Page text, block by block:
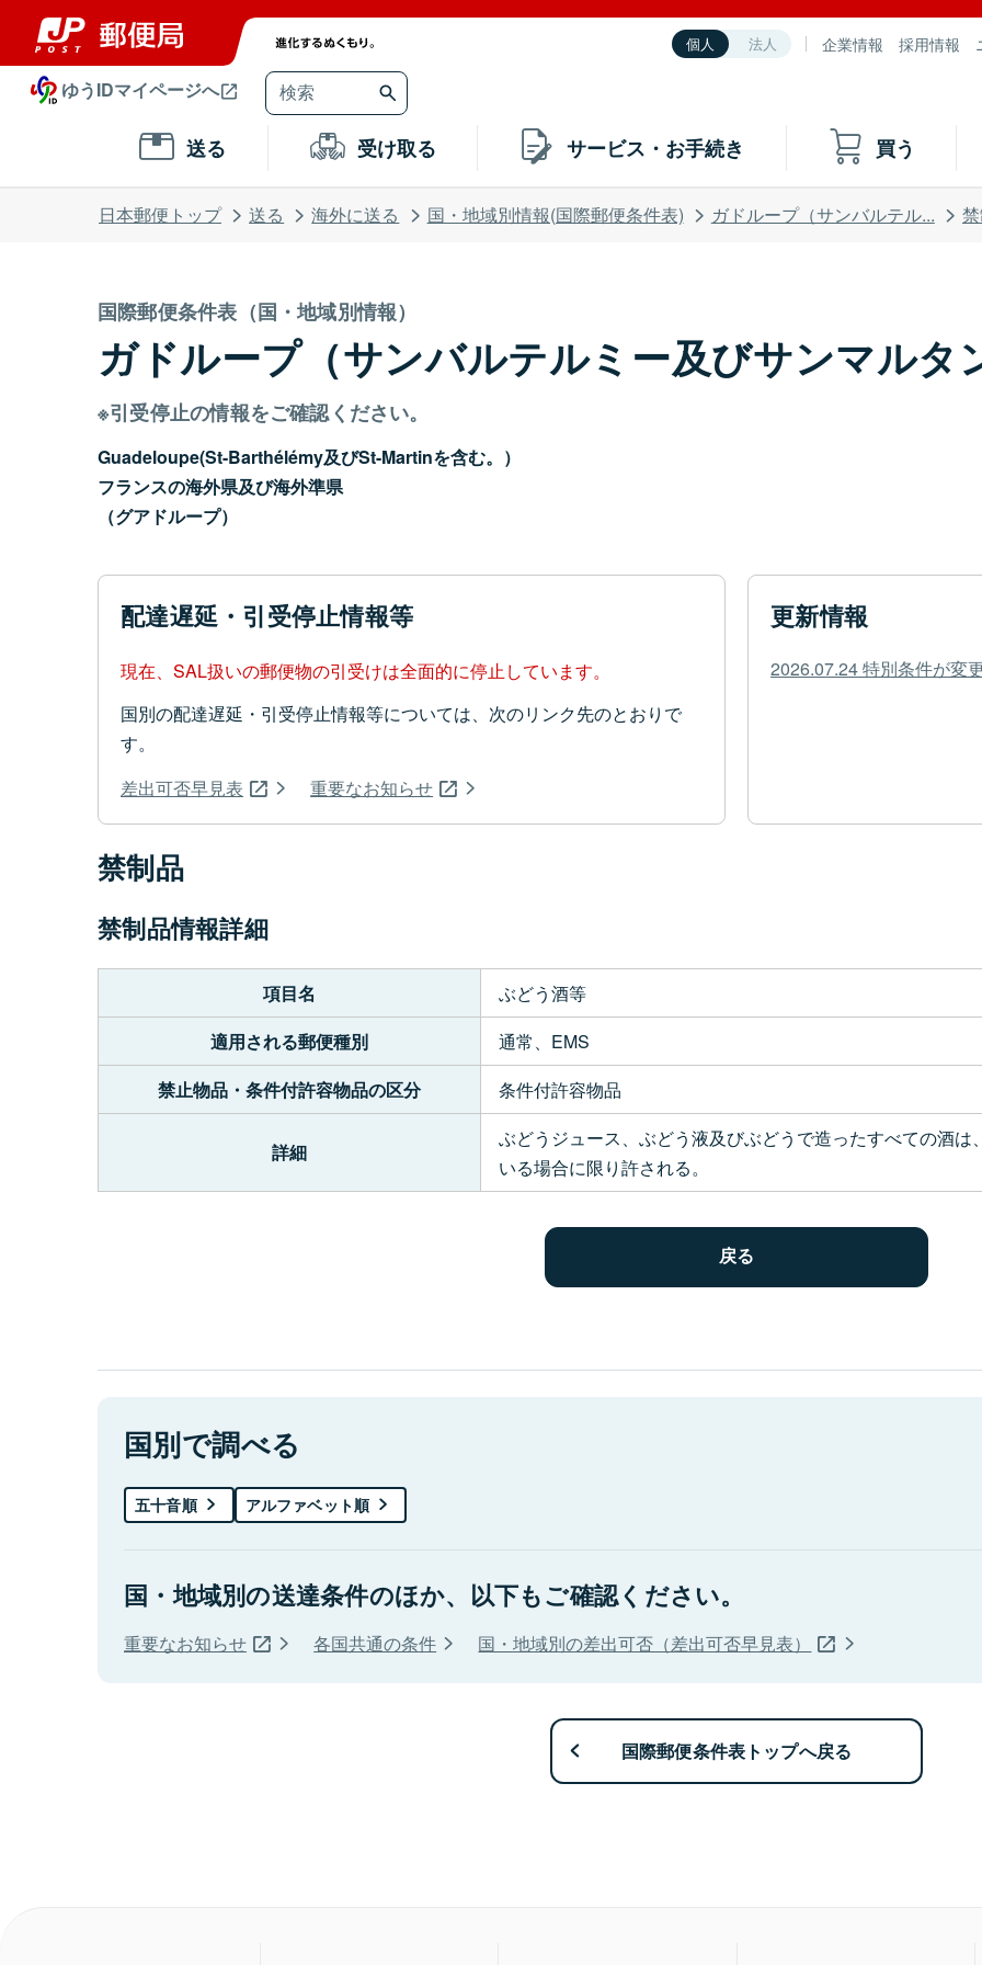
個人 法人 企業情報 採用情報
ゆうIDマイページへ
送る 受け取る サービス・お手続き 買う
日本郵便トップ 送る 海外に送る 国・地域別情報(国際郵便条件表) ガドループ（サンバルテル...
国際郵便条件表（国・地域別情報）
ガドループ（サンバルテルミー及びサンマルタ
※引受停止の情報をご確認ください。
Guadeloupe(St-Barthélémy及びSt-Martinを含む。）
フランスの海外県及び海外準県
（グアドループ）
配達遅延・引受停止情報等
現在、SAL扱いの郵便物の引受けは全面的に停止しています。
国別の配達遅延・引受停止情報等については、次のリンク先のとおりで
す。
差出可否早見表
重要なお知らせ
更新情報
2026.07.24 特別条件が変
禁制品
禁制品情報詳細
項目名
ぶどう酒等
適用される郵便種別
通常、EMS
禁止物品・条件付許容物品の区分
条件付許容物品
詳細
ぶどうジュース、ぶどう液及びぶどうで造ったすべての酒
いる場合に限り許される。
国別で調べる
五十音順 アルファベット順
国・地域別の送達条件のほか、以下もご確認ください。
重要なお知らせ 各国共通の条件 国・地域別の差出可否（差出可否早見表）
国際郵便条件表トップへ戻る